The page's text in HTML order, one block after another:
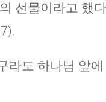
선물이라고 했
라도 하나님 앞